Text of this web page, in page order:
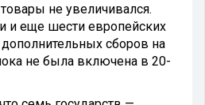
не увеличивался.
и еще шести европейских
сборов на
не была включена в 20-